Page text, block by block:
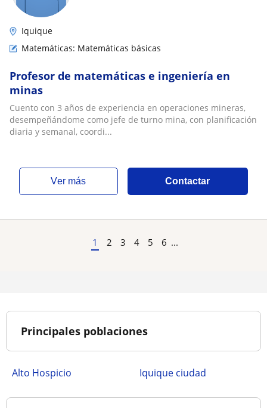
Iquique
Matemáticas: Matemáticas básicas
Profesor de matemáticas e ingeniería en
minas
Cuento con 3 años de experiencia en operaciones mineras,
desempeñándome como jefe de turno mina, con planificación
diaria y semanal, coordi...
ver más Contactar
1 2 3 4 5 6 ...
Principales poblaciones
Alto Hospicio Iquique ciudad